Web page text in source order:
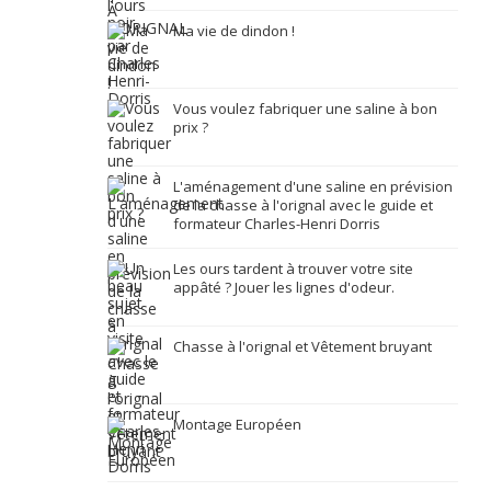
Ma vie de dindon !
Vous voulez fabriquer une saline à bon
prix ?
L'aménagement d'une saline en prévision
de la chasse à l'orignal avec le guide et
formateur Charles-Henri Dorris
Les ours tardent à trouver votre site
appâté ? Jouer les lignes d'odeur.
Chasse à l'orignal et Vêtement bruyant
Montage Européen